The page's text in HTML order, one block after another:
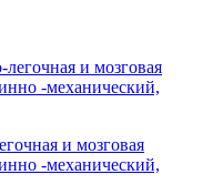
и мозговая
-механический,